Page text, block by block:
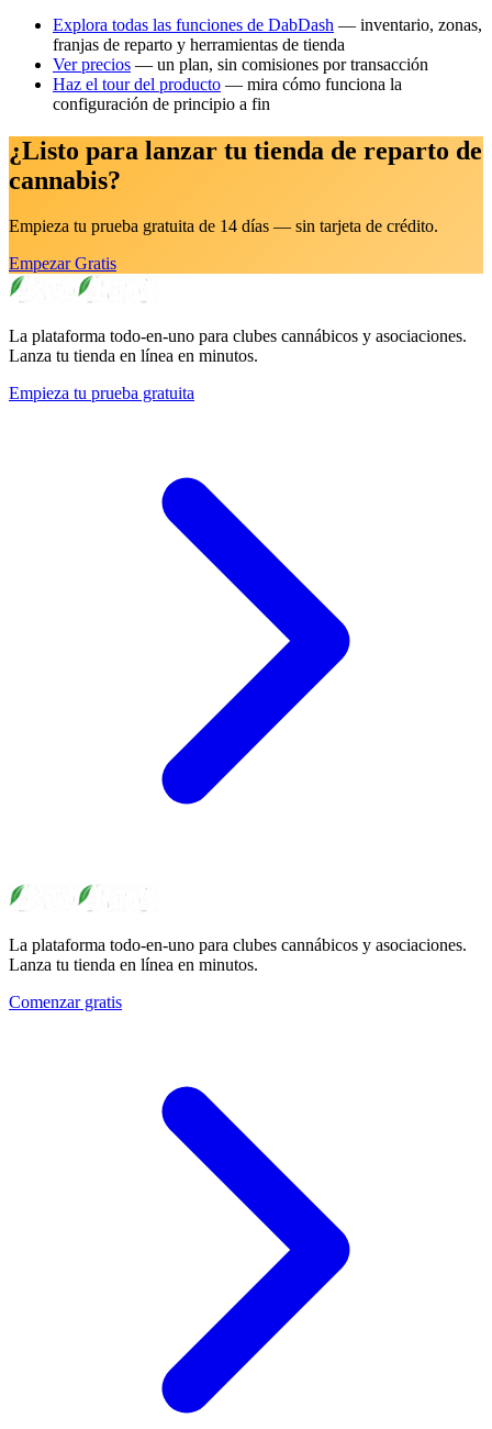
Explora todas las funciones de DabDash — inventario, zonas,
franjas de reparto y herramientas de tienda
Ver precios — un plan, sin comisiones por transacción
Haz el tour del producto — mira cómo funciona la
configuración de principio a fin
¿Listo para lanzar tu tienda de reparto de
cannabis?
Empieza tu prueba gratuita de 14 días — sin tarjeta de crédito.
Empezar Gratis
La plataforma todo-en-uno para clubes cannábicos y asociaciones.
Lanza tu tienda en línea en minutos.
Empieza tu prueba gratuita
La plataforma todo-en-uno para clubes cannábicos y asociaciones.
Lanza tu tienda en línea en minutos.
Comenzar gratis